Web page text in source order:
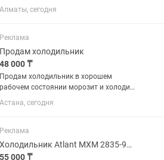
продажи закрытия магазина. Восток
85см ширина 150 см глубина 70 см
Алматы, сегодня
Реклама
Продам холодильник
48 000 ₸
Продам холодильник в хорошем
рабочем состоянии морозит и холодит
марка Vestal высота 1,50 см ширина 60
см все полки целый без ремонта без
Астана, сегодня
Реклама
Холодильник Atlant МХМ 2835-90 белый
55 000 ₸